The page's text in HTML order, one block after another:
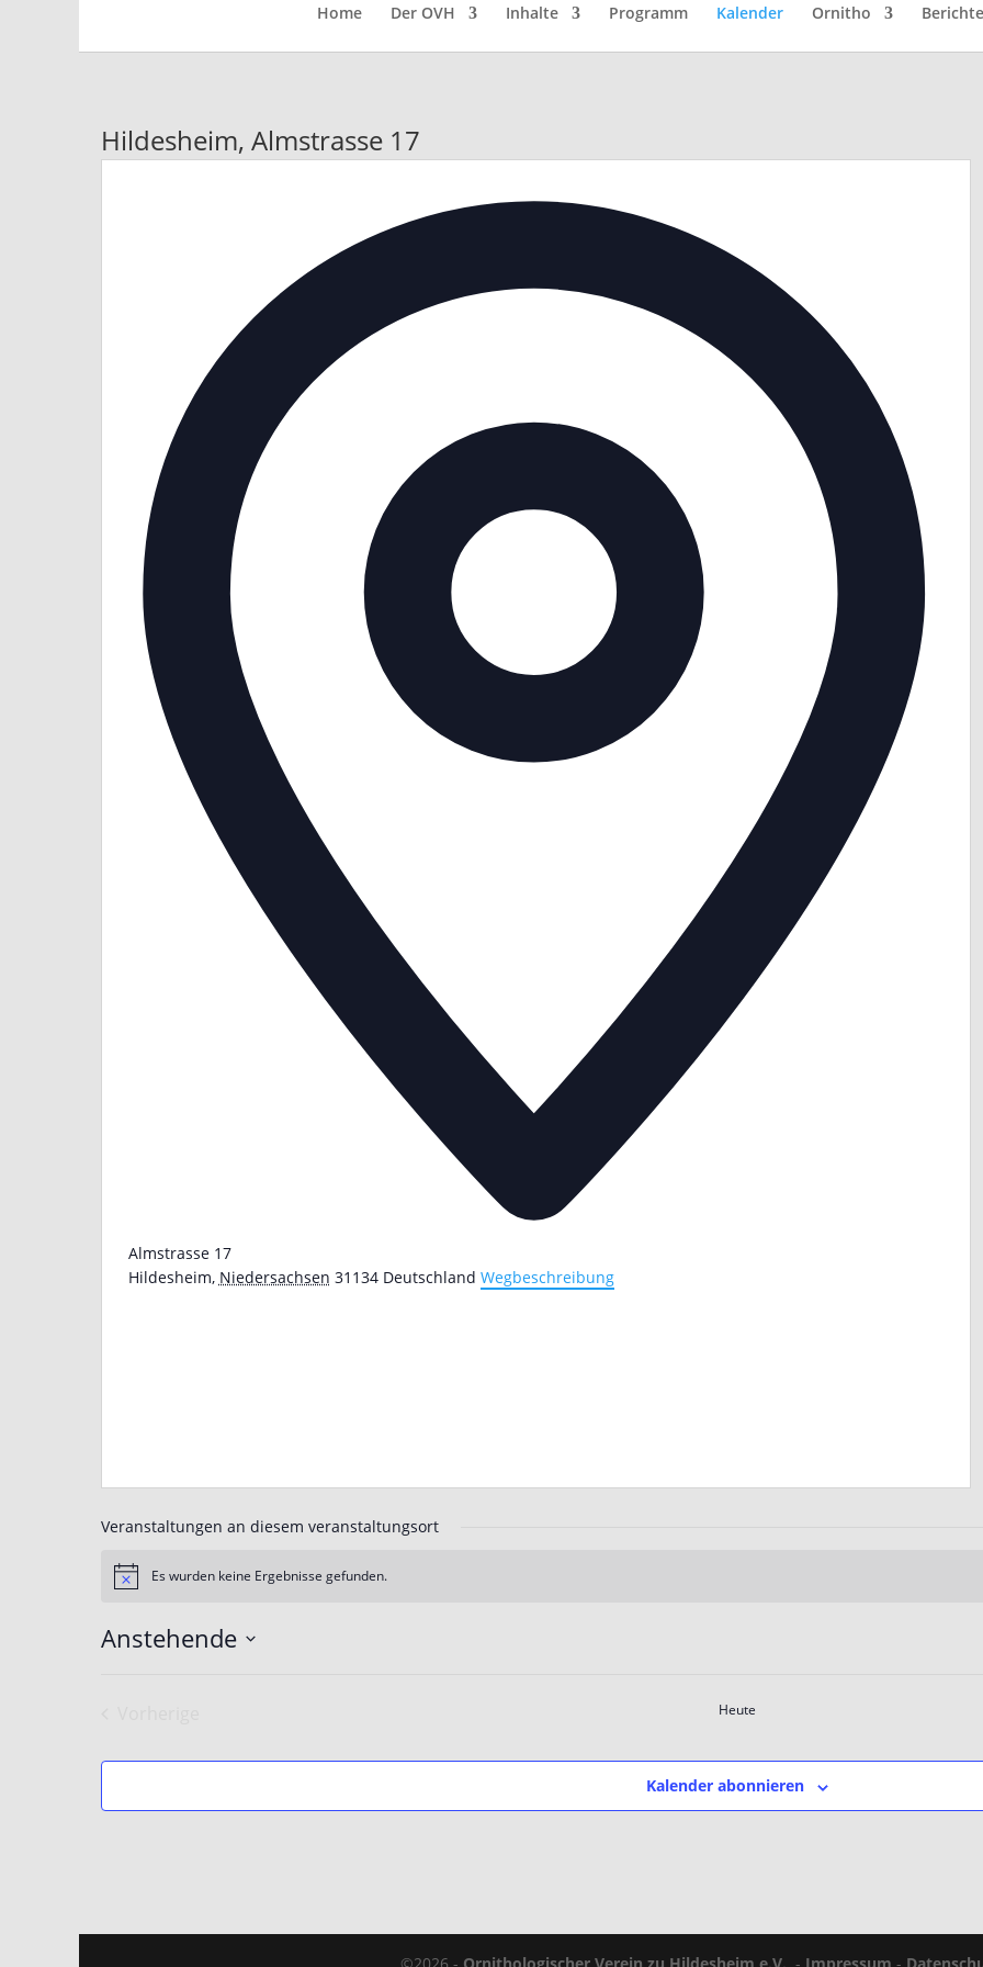
Home Der OVH Inhalte Programm Kalender Ornitho Berichte
Hildesheim, Almstrasse 17
Almstrasse 17
Hildesheim, Niedersachsen 31134 Deutschland Wegbeschreibung
Veranstaltungen an diesem veranstaltungsort
HinweisEs wurden keine Ergebnisse gefunden.
Anstehende
Heute
Kalender abonnieren